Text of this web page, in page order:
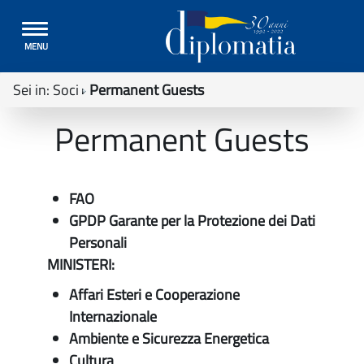
Toggle
navigation
MENU
Sei in: Soci Permanent Guests
Permanent Guests
FAO
GPDP Garante per la Protezione dei Dati
Personali
MINISTERI:
Affari Esteri e Cooperazione
Internazionale
Ambiente e Sicurezza Energetica